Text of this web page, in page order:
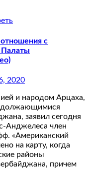
с
Палаты
2020
и народом Арцаха,
заявил сегодня
Анджелеса член
«Американский
на карту, когда
районы
причем